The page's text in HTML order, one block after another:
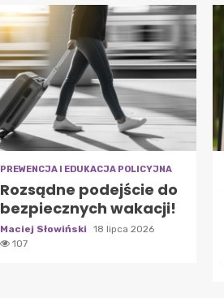
PREWENCJA I EDUKACJA POLICYJNA
Rozsądne podejście do
bezpiecznych wakacji!
Maciej Słowiński
18 lipca 2026
107